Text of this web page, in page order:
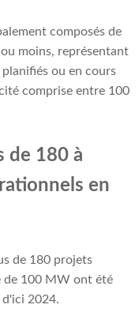
composés de
moins, représentant
ou en cours
comprise entre 100
de 180 à
en
de 180 projets
de 100 MW ont été
d'ici 2024.